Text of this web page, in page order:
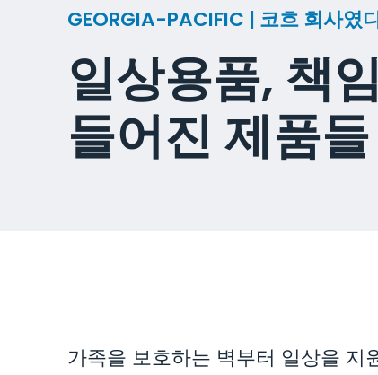
GEORGIA-PACIFIC | 코흐 회사였
일상용품, 책
들어진 제품들
가족을 보호하는 벽부터 일상을 지